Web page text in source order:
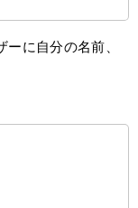
に自分の名前、